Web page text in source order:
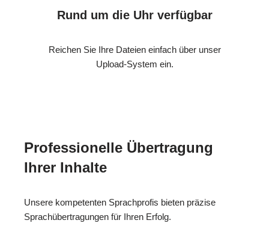
Rund um die Uhr verfügbar
Reichen Sie Ihre Dateien einfach über unser
Upload-System ein.
Professionelle Übertragung
Ihrer Inhalte
Unsere kompetenten Sprachprofis bieten präzise
Sprachübertragungen für Ihren Erfolg.